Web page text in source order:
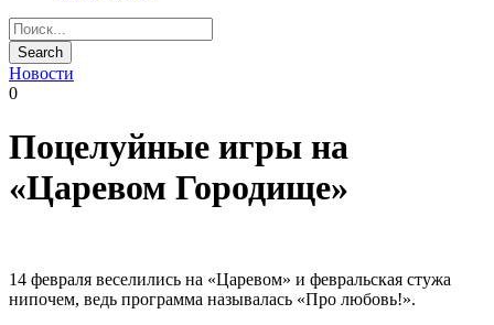
Новости
0
Поцелуйные игры на
«Царевом Городище»
14 февраля веселились на «Царевом» и февральская стужа
нипочем, ведь программа называлась «Про любовь!».